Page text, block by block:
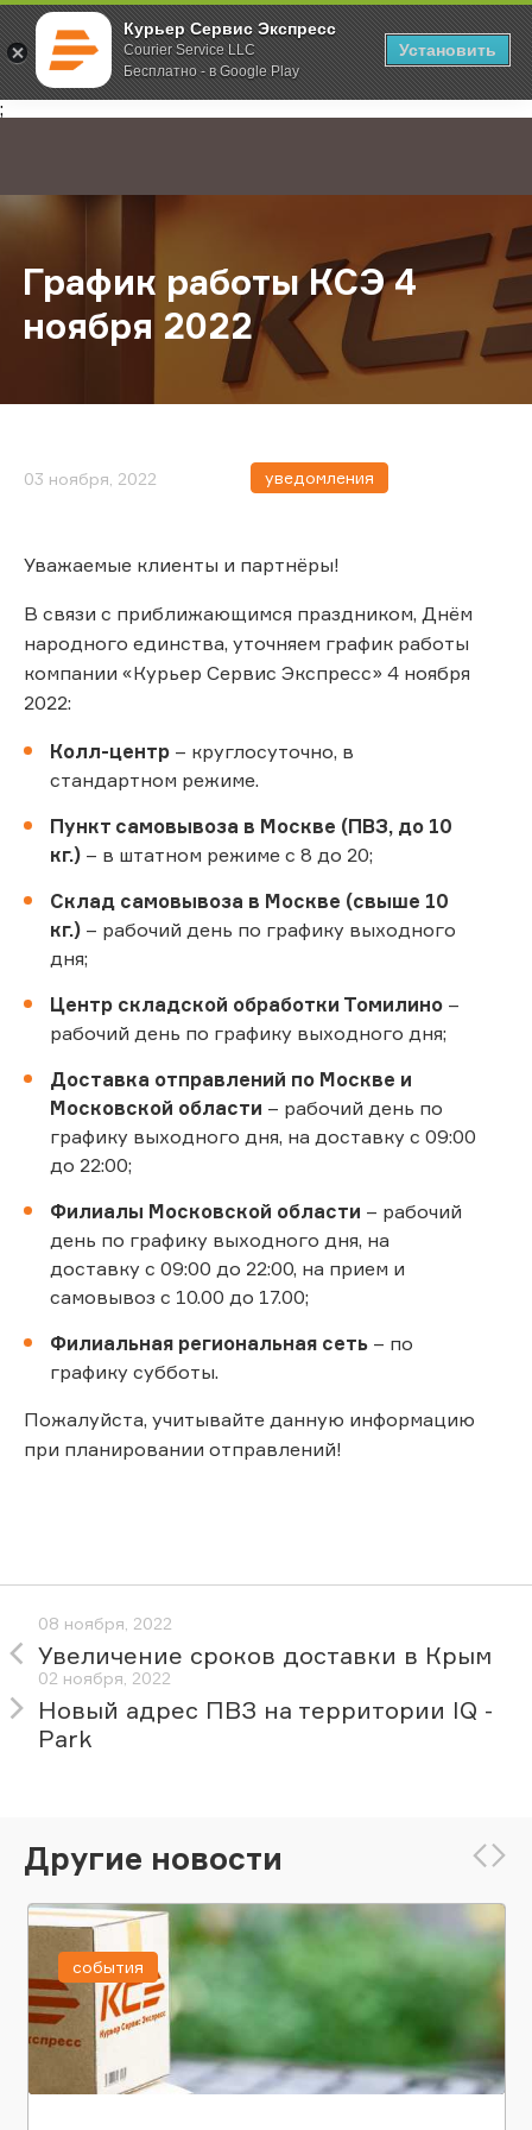
Курьер Сервис Экспресс
Courier Service LLC
Бесплатно - в Google Play
Установить
;
Главная О компании Новости График работы КСЭ 4 ноября
График работы КСЭ 4
ноября 2022
03 ноября, 2022 уведомления
Уважаемые клиенты и партнёры!
В связи с приближающимся праздником, Днём
народного единства, уточняем график работы
компании «Курьер Сервис Экспресс» 4 ноября
2022:
Колл-центр – круглосуточно, в
стандартном режиме.
Пункт самовывоза в Москве (ПВЗ, до 10
кг.) – в штатном режиме с 8 до 20;
Склад самовывоза в Москве (свыше 10
кг.) – рабочий день по графику выходного
дня;
Центр складской обработки Томилино –
рабочий день по графику выходного дня;
Доставка отправлений по Москве и
Московской области – рабочий день по
графику выходного дня, на доставку с 09:00
до 22:00;
Филиалы Московской области – рабочий
день по графику выходного дня, на
доставку с 09:00 до 22:00, на прием и
самовывоз с 10.00 до 17.00;
Филиальная региональная сеть – по
графику субботы.
Пожалуйста, учитывайте данную информацию
при планировании отправлений!
08 ноября, 2022
Увеличение сроков доставки в Крым
02 ноября, 2022
Новый адрес ПВЗ на территории IQ -
Park
Другие новости
события